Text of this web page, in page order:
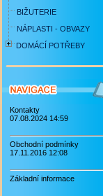
BIŽUTERIE
NÁPLASTI - OBVAZY
DOMÁCÍ POTŘEBY
Kontakty
07.08.2024 14:59
Obchodní podmínky
17.11.2016 12:08
Základní informace